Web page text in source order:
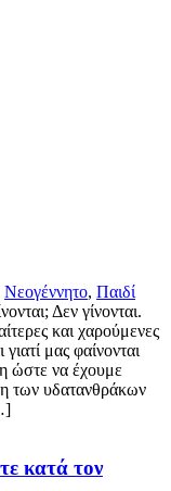
Νεογέννητο, Παιδί
Δεν γίνονται.
και χαρούμενες
μας φαίνονται
ώστε να έχουμε
των υδατανθράκων
κατά τον